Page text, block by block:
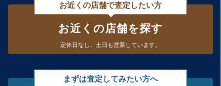
お近くの店舗で査定したい方
お近くの店舗を探す
定休日なし、 土日も営業しています。
まずは査定してみたい方へ